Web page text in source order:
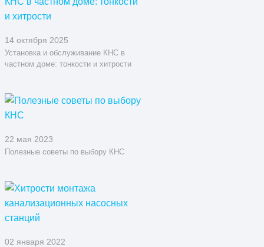
14 октября 2025
Установка и обслуживание КНС в
частном доме: тонкости и хитрости
22 мая 2023
Полезные советы по выбору КНС
02 января 2022